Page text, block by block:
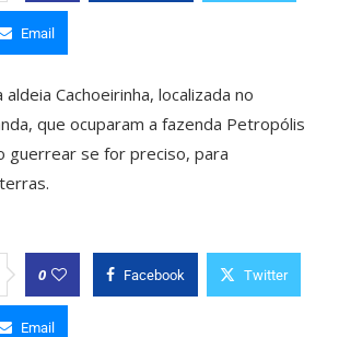
Email
Cachoeirinha, localizada no
que ocuparam a fazenda Petropólis
guerrear se for preciso, para
0 Facebook Twitter
Email